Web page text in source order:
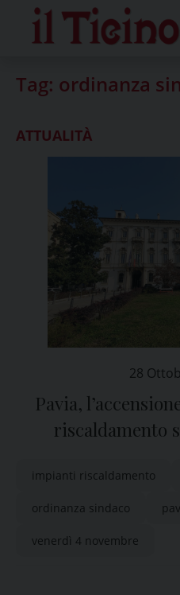
content
Tag: ordinanza
ATTUALITÀ
28
Pavia,
riscaldamento
impianti riscaldamento
ordinanza sindaco
venerdì 4 novembre